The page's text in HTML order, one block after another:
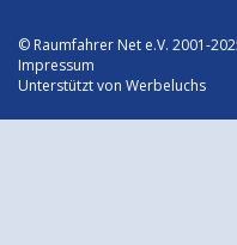
© Raumfahrer Net e.V. 2001-
Impressum
Unterstützt von Werbeluchs